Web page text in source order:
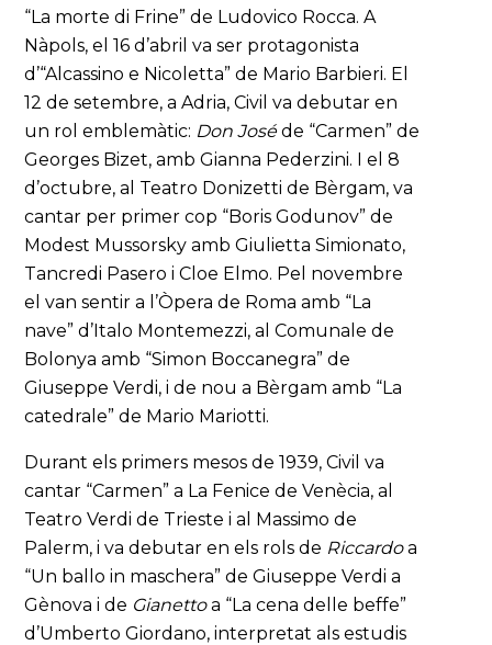
“La morte di Frine” de Ludovico Rocca. A
Nàpols, el 16 d’abril va ser protagonista
d’“Alcassino e Nicoletta” de Mario Barbieri. El
12 de setembre, a Adria, Civil va debutar en
un rol emblemàtic: Don Joséde “Carmen” de
Georges Bizet, amb Gianna Pederzini. I el 8
d’octubre, al Teatro Donizetti de Bèrgam, va
cantar per primer cop “Boris Godunov” de
Modest Mussorsky amb Giulietta Simionato,
Tancredi Pasero i Cloe Elmo. Pel novembre
el van sentir a l’Òpera de Roma amb “La
nave” d’Italo Montemezzi, al Comunale de
Bolonya amb “Simon Boccanegra” de
Giuseppe Verdi, i de nou a Bèrgam amb “La
catedrale” de Mario Mariotti.
Durant els primers mesos de 1939, Civil va
cantar “Carmen” a La Fenice de Venècia, al
Teatro Verdi de Trieste i al Massimo de
Palerm, i va debutar en els rols de Riccardoa
“Un ballo in maschera” de Giuseppe Verdi a
Gènova i de Gianettoa “La cena delle beffe”
d’Umberto Giordano, interpretat als estudis